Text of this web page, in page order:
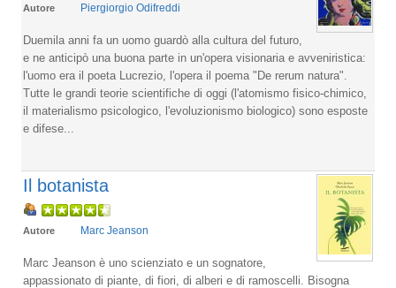
Autore Piergiorgio Odifreddi
Duemila anni fa un uomo guardò alla cultura del futuro,
e ne anticipò una buona parte in un'opera visionaria e avveniristica:
l'uomo era il poeta Lucrezio, l'opera il poema "De rerum natura".
Tutte le grandi teorie scientifiche di oggi (l'atomismo fisico-chimico,
il materialismo psicologico, l'evoluzionismo biologico) sono esposte
e difese...
Il botanista
Autore Marc Jeanson
Marc Jeanson è uno scienziato e un sognatore,
appassionato di piante, di fiori, di alberi e di ramoscelli. Bisogna